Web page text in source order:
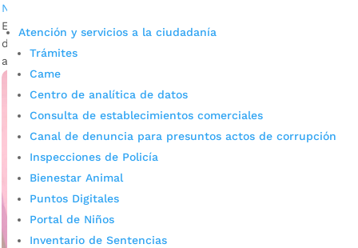
Atención y servicios a la ciudadanía
Trámites
Came
Centro de analítica de datos
Consulta de establecimientos comerciales
Canal de denuncia para presuntos actos de corrupción
Inspecciones de Policía
Bienestar Animal
Puntos Digitales
Portal de Niños
Inventario de Sentencias
Noticias
Estos inmuebles fueron utilizados para cometer actividades
delictivas por lo que la Fiscalía, de la mano con la Policía,
aplicó durante este año la medida de extinción de dominio.